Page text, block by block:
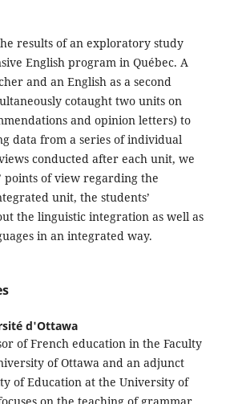
results of an exploratory study
English program in Québec. A
and an English as a second
cotaught two units on
and opinion letters) to
data from a series of individual
conducted after each unit, we
points of view regarding the
unit, the students’
the linguistic integration as well as
in an integrated way.
d'Ottawa
of French education in the Faculty
of Ottawa and an adjunct
of Education at the University of